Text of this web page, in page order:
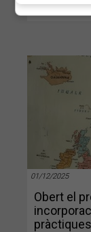
01/12/2025
Obert el
pràctiques